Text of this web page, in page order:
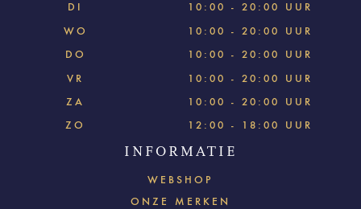
DI
10:00 - 20:00 UUR
WO
10:00 - 20:00 UUR
DO
10:00 - 20:00 UUR
VR
10:00 - 20:00 UUR
ZA
10:00 - 20:00 UUR
ZO
12:00 - 18:00 UUR
INFORMATIE
WEBSHOP
ONZE MERKEN